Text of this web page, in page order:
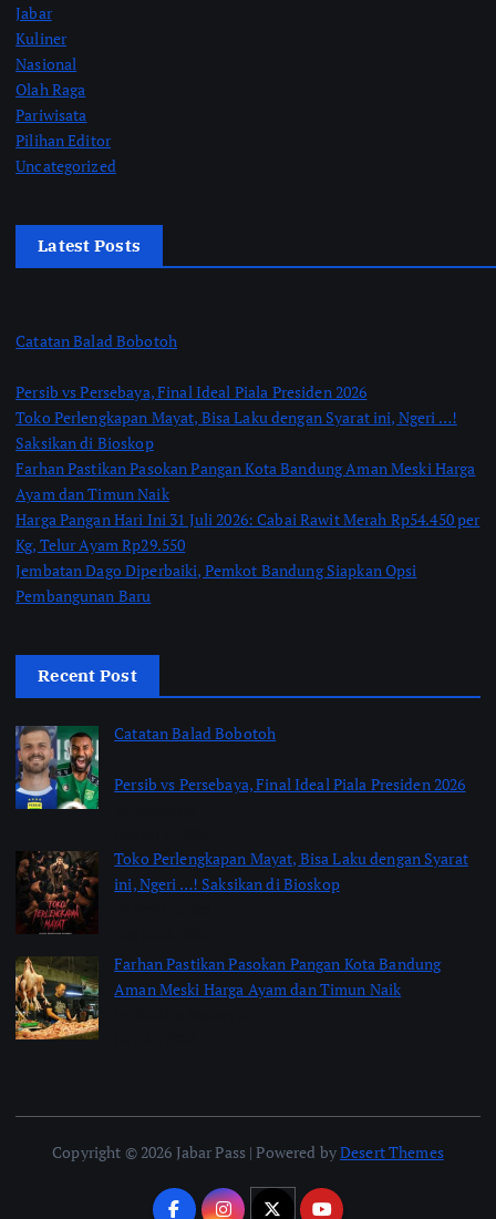
Jabar
Kuliner
Nasional
Olah Raga
Pariwisata
Pilihan Editor
Uncategorized
Latest Posts
Catatan Balad Bobotoh
Persib vs Persebaya, Final Ideal Piala Presiden 2026
Toko Perlengkapan Mayat, Bisa Laku dengan Syarat ini, Ngeri …!
Saksikan di Bioskop
Farhan Pastikan Pasokan Pangan Kota Bandung Aman Meski Harga
Ayam dan Timun Naik
Harga Pangan Hari Ini 31 Juli 2026: Cabai Rawit Merah Rp54.450 per
Kg, Telur Ayam Rp29.550
Jembatan Dago Diperbaiki, Pemkot Bandung Siapkan Opsi
Pembangunan Baru
Recent Post
Catatan Balad Bobotoh
Persib vs Persebaya, Final Ideal Piala Presiden 2026
Toko Perlengkapan Mayat, Bisa Laku dengan Syarat
ini, Ngeri …! Saksikan di Bioskop
Farhan Pastikan Pasokan Pangan Kota Bandung
Aman Meski Harga Ayam dan Timun Naik
Copyright © 2026 Jabar Pass | Powered byDesert Themes